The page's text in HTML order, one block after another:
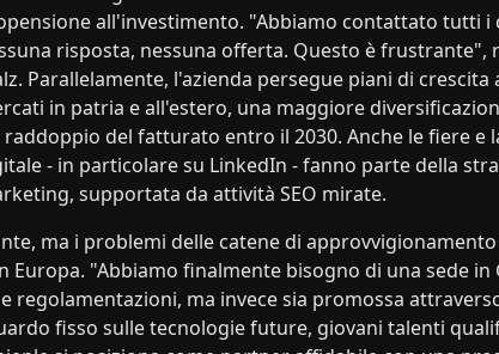
all'investimento. "Abbiamo contattato tutti i
risposta, nessuna offerta. Questo è frustrante",
Parallelamente, l'azienda persegue piani di crescita
in patria e all'estero, una maggiore
raddoppio del fatturato entro il 2030. Anche le fiere e
- in particolare su LinkedIn - fanno parte della
supportata da attività SEO mirate.
ma i problemi delle catene di
Europa. "Abbiamo finalmente bisogno di una sede in
regolamentazioni, ma invece sia promossa
fisso sulle tecnologie future, giovani talenti